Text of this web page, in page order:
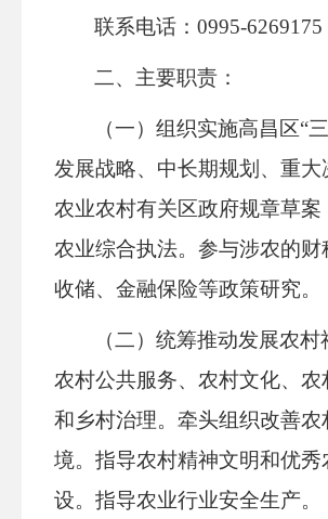
联系电话：0995-6269175
二、主要职责：
（一）组织实施高昌区“
发展战略、中长期规划、重大
农业农村有关区政府规章草案
农业综合执法。参与涉农的财
收储、金融保险等政策研究。
（二）统筹推动发展农村
农村公共服务、农村文化、农
和乡村治理。牵头组织改善农
境。指导农村精神文明和优秀
设。指导农业行业安全生产。